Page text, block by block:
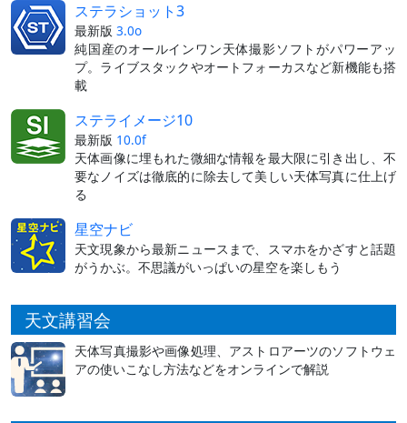
ステラショット3
最新版 3.0o
純国産のオールインワン天体撮影ソフトがパワーアッ
プ。ライブスタックやオートフォーカスなど新機能も搭
載
ステライメージ10
最新版 10.0f
天体画像に埋もれた微細な情報を最大限に引き出し、不
要なノイズは徹底的に除去して美しい天体写真に仕上げ
る
星空ナビ
天文現象から最新ニュースまで、スマホをかざすと話題
がうかぶ。不思議がいっぱいの星空を楽しもう
天文講習会
天体写真撮影や画像処理、アストロアーツのソフトウェ
アの使いこなし方法などをオンラインで解説